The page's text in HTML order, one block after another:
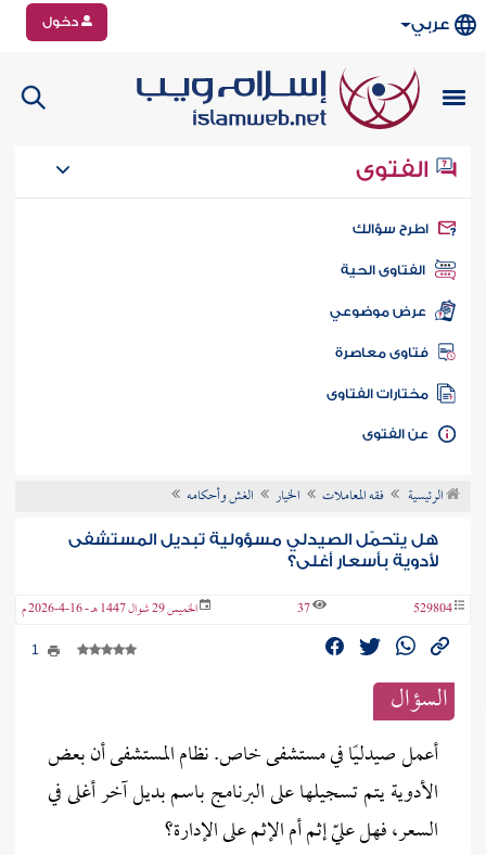
عربي دخول
الفتوى
سؤالك
الفتاوى الحية
عرض موضوعي
فتاوى معاصرة
مختارات الفتاوى
الفتوى
الرئيسية فقه المعاملات الخيار الغش وأحكامه
هل يتحمّل الصيدلي مسؤولية تبديل المستشفى
لأدوية بأسعار أغلى؟
529804
37 الخميس 29 شوال 1447 هـ - 16-4-2026 م
السؤال
أعمل صيدليًا في مستشفى خاص. نظام المستشفى أن بعض
الأدوية يتم تسجيلها على البرنامج باسم بديل آخر أغلى في
السعر، فهل عليّ إثم أم الإثم على الإدارة؟